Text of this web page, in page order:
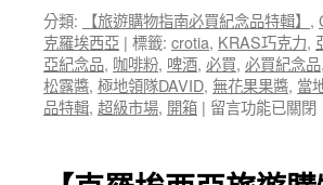
分類: 【旅遊購物指南必買紀念品特輯】 ,
克羅埃西亞 | 標籤: crotia, KRAS巧克力,
亞紀念品, 咖啡粉, 啤酒, 必買, 必買紀念品,
松露醬, 極地領隊DAVID, 無花果果醬, 當
品特輯, 超級市場, 開箱 | 在
埃
留言功能已關閉